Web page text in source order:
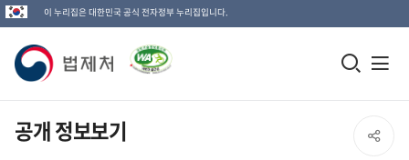
이 누리집은 대한민국 공식 전자정부 누리집입니다.
법
제
처
모
공개 정보보기 SNS